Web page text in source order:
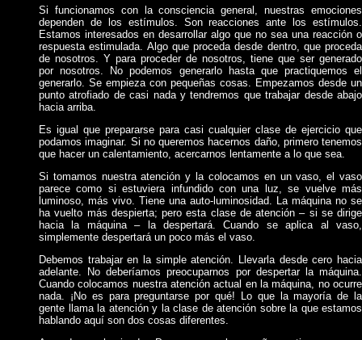
Si funcionamos con la consciencia general, nuestras emociones
dependen de los estímulos. Son reacciones ante los estímulos.
Estamos interesados en desarrollar algo que no sea una reacción o
respuesta estimulada. Algo que proceda desde dentro, que proceda
de nosotros. Y para proceder de nosotros, tiene que ser generado
por nosotros. No podemos generarlo hasta que practiquemos el
generarlo. Se empieza con pequeñas cosas. Empezamos desde un
punto atrofiado de casi nada y tendremos que trabajar desde abajo
hacia arriba.
Es igual que prepararse para casi cualquier clase de ejercicio que
podamos imaginar. Si no queremos hacernos daño, primero tenemos
que hacer un calentamiento, acercarnos lentamente a lo que sea.
Si tomamos nuestra atención y la colocamos en un vaso, el vaso
parece como si estuviera infundido con una luz, se vuelve más
luminoso, más vivo. Tiene una auto-luminosidad. La máquina no se
ha vuelto más despierta; pero esta clase de atención – si se dirige
hacia la máquina – la despertará. Cuando se aplica al vaso,
simplemente despertará un poco más el vaso.
Debemos trabajar en la simple atención. Llevarla desde cero hacia
adelante. No deberíamos preocuparnos por despertar la máquina.
Cuando colocamos nuestra atención actual en la máquina, no ocurre
nada. ¡No es para preguntarse por qué! Lo que la mayoría de la
gente llama la atención y la clase de atención sobre la que estamos
hablando aquí son dos cosas diferentes.